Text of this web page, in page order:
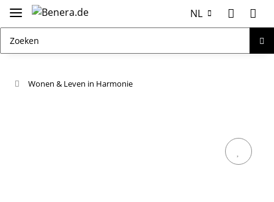
NL
Wonen & Leven in Harmonie